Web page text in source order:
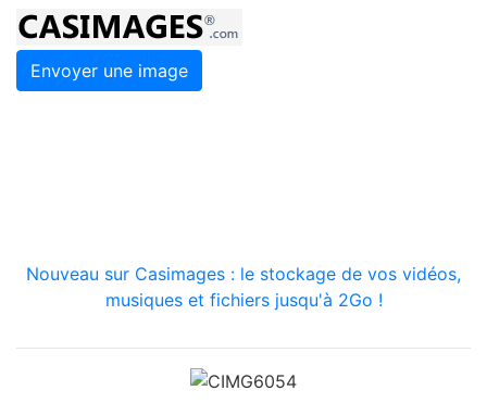
Envoyer une image
Nouveau sur Casimages : le stockage de vos vidéos,
musiques et fichiers jusqu'à 2Go !